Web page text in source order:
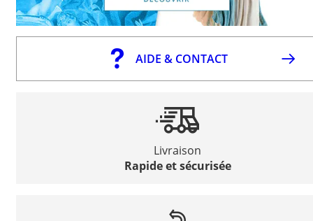
AIDE & CONTACT
Livraison
Rapide et sécurisée